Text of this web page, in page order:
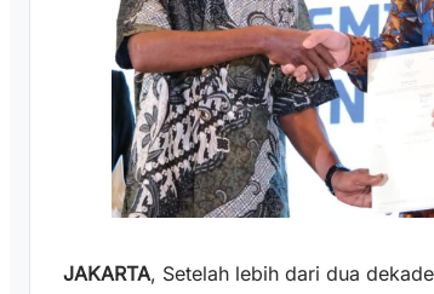
JAKARTA, Setelah lebih dari dua